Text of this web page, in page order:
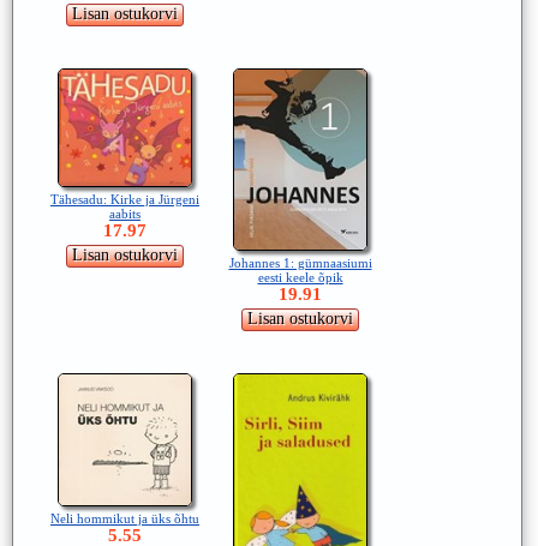
Tähesadu: Kirke ja Jürgeni
aabits
17.97
Johannes 1: gümnaasiumi
eesti keele õpik
19.91
Neli hommikut ja üks õhtu
5.55